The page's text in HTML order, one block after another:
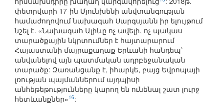
փետրվարի 17-ին Մյունխենի անվտանգության
համաժողովում նախագահ Սարգսյանն իր ելույթում
նշել է. «Նախագահ Ալիևը ոչ ավելի, ոչ պակաս
տարածքային նկրտումներ է հայտարարում
Հայաստանի մայրաքաղաք Երևանի հանդեպ՝
անվանելով այն պատմական ադրբեջանական
տարածք: Զառանցանք է, իհարկե, բայց Եվրոպայի
լռության պայմաններում այդպիսի
անհեթեթությունները կարող են ունենալ շատ լուրջ
հետևանքներ»16: